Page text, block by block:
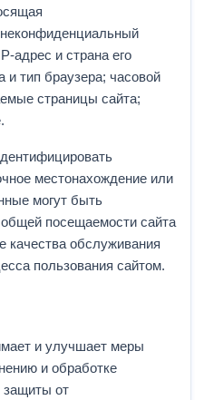
адрес и страна его
и тип браузера; часовой
страницы сайта;
местонахождение или
могут быть
посещаемости сайта
качества обслуживания
пользования сайтом.
и улучшает меры
и обработке
от